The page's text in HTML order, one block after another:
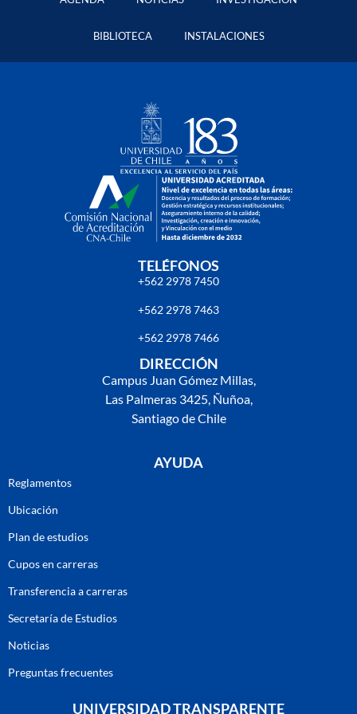
BIBLIOTECA INSTALACIONES
TELÉFONOS
+562 2978 7450
+562 2978 7463
+562 2978 7466
DIRECCIÓN
Campus Juan Gómez Millas,
Las Palmeras 3425, Ñuñoa,
Santiago de Chile
AYUDA
Reglamentos
Ubicación
Plan de estudios
Cupos en carreras
Transferencia a carreras
Secretaría de Estudios
Noticias
Preguntas frecuentes
UNIVERSIDAD TRANSPARENTE